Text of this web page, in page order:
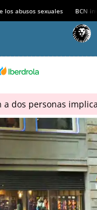
los abusos sexuales BCN
a dos personas